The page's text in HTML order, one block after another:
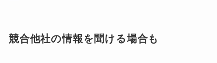
競合他社の情報を聞ける場合も